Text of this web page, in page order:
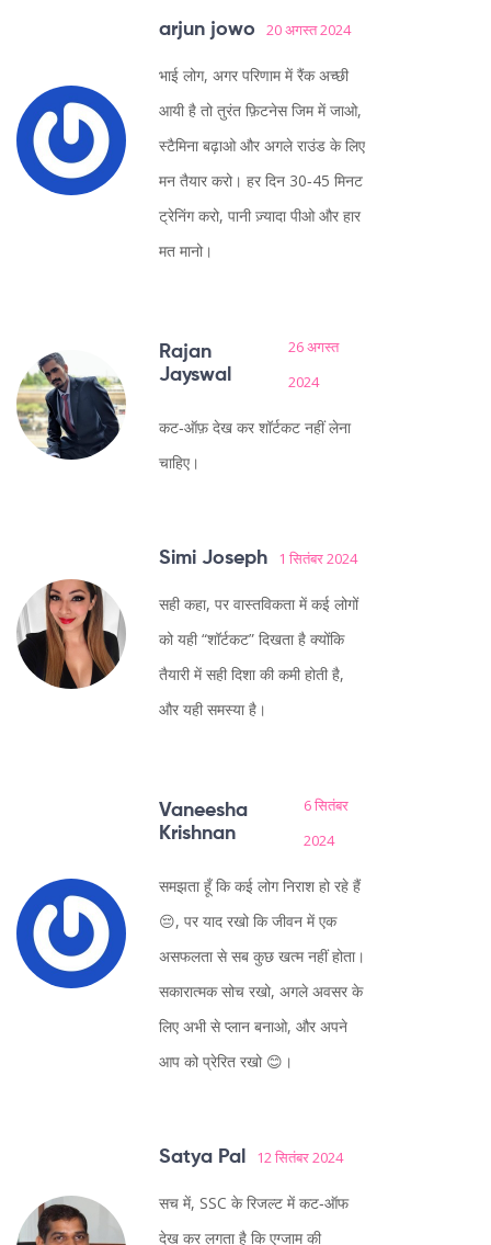
arjun jowo 20 अगस्त 2024
भाई लोग, अगर परिणाम में रैंक अच्छी
आयी है तो तुरंत फ़िटनेस जिम में जाओ,
स्टैमिना बढ़ाओ और अगले राउंड के लिए
मन तैयार करो। हर दिन 30‑45 मिनट
ट्रेनिंग करो, पानी ज़्यादा पीओ और हार
मत मानो।
Rajan
Jayswal
26 अगस्त
2024
कट‑ऑफ़ देख कर शॉर्टकट नहीं लेना
चाहिए।
Simi Joseph 1 सितंबर 2024
सही कहा, पर वास्तविकता में कई लोगों
को यही “शॉर्टकट” दिखता है क्योंकि
तैयारी में सही दिशा की कमी होती है,
और यही समस्या है।
Vaneesha
Krishnan
6 सितंबर
2024
समझता हूँ कि कई लोग निराश हो रहे हैं
😔, पर याद रखो कि जीवन में एक
असफलता से सब कुछ खत्म नहीं होता।
सकारात्मक सोच रखो, अगले अवसर के
लिए अभी से प्लान बनाओ, और अपने
आप को प्रेरित रखो 😊।
Satya Pal 12 सितंबर 2024
सच में, SSC के रिजल्ट में कट‑ऑफ
देख कर लगता है कि एग्जाम की